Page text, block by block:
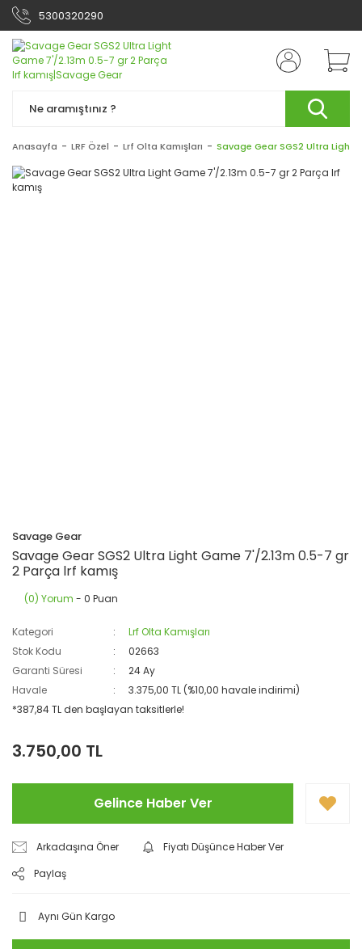
5300320290
Anasayfa LRF Özel Lrf Olta Kamışları Savage Gear SGS2 Ultra Light
Savage Gear
Savage Gear SGS2 Ultra Light Game 7'/2.13m 0.5-7 gr
2 Parça lrf kamış
(0) Yorum - 0 Puan
Kategori
Lrf Olta Kamışları
Stok Kodu
02663
Garanti Süresi
24 Ay
Havale
3.375,00 TL (%10,00 havale indirimi)
*387,84 TL den başlayan taksitlerle!
3.750,00 TL
Gelince Haber Ver
Arkadaşına Öner
Fiyatı Düşünce Haber Ver
Paylaş
Aynı Gün Kargo